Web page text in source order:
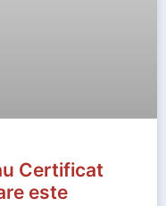
Certificat
este